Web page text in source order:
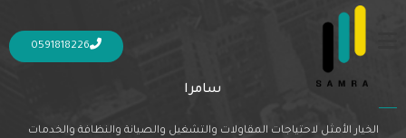
0591818226
Nothing Found
It seems we can’t find what you’re looking for. Perhaps searching can help.
سامرا
الخيار الأمثل لاحتياجات المقاولات والتشغيل والصيانة والنظافة والخدمات